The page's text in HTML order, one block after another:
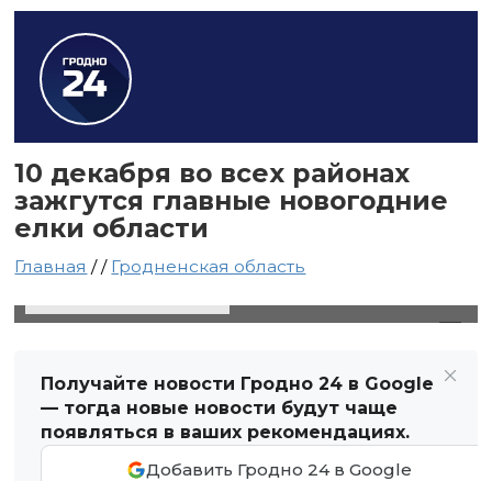
10 декабря во всех районах
зажгутся главные новогодние
елки области
Главная // Гродненская область
Получайте новости Гродно 24 в Google
— тогда новые новости будут чаще
появляться в ваших рекомендациях.
Добавить Гродно 24 в Google